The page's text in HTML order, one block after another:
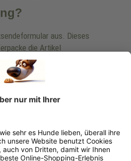
aus. Dieses
die Artikel
klebe das
das Paket. Dieses kannst du
anfordern. Hast du als
uns eine Email an
oder rufe zu unseren